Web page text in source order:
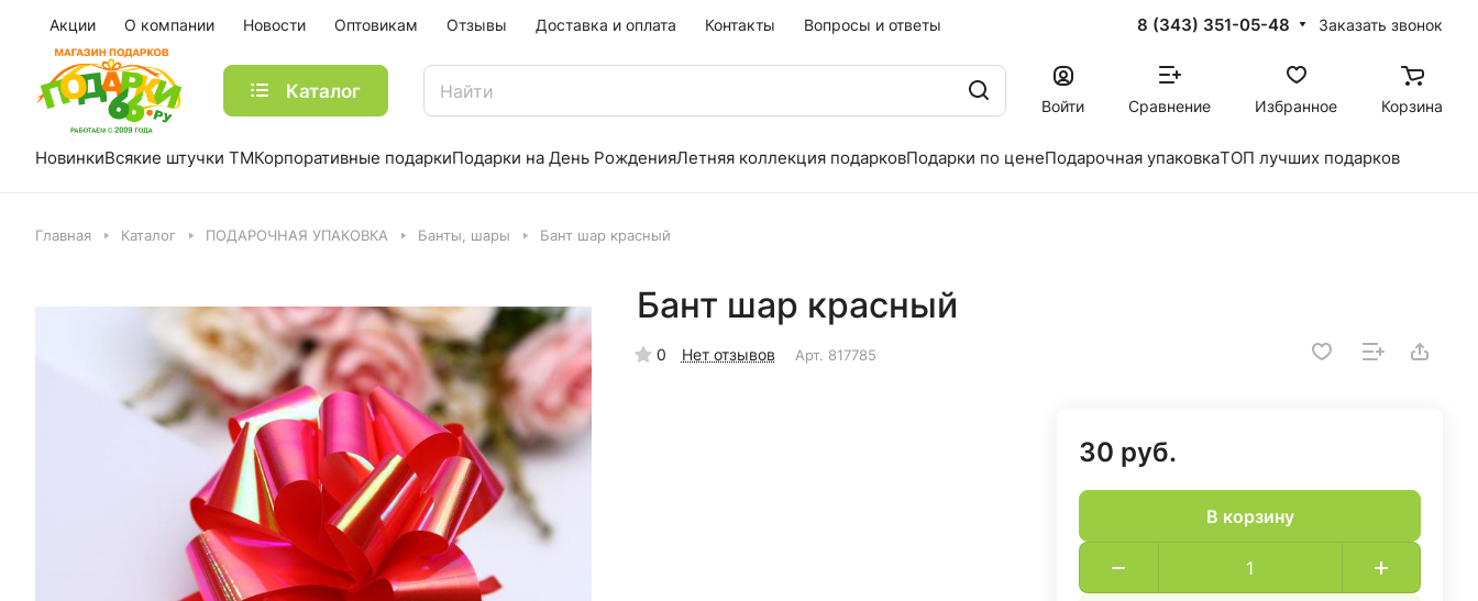
Акции О компании Новости Оптовикам Отзывы Доставка и оплата Контакты Вопросы и ответы 8 (343) 351-05-48 Заказать звонок
Каталог
Войти Сравнение Избранное Корзина
НовинкиВсякие штучки ТМКорпоративные подаркиПодарки на День РожденияЛетняя коллекция подарковПодарки по ценеПодарочная упаковкаТОП лучших подарков
Главная Каталог ПОДАРОЧНАЯ УПАКОВКА Банты, шары Бант шар красный
Бант шар красный
0 Нет отзывов Арт. 817785
30 руб.
В корзину